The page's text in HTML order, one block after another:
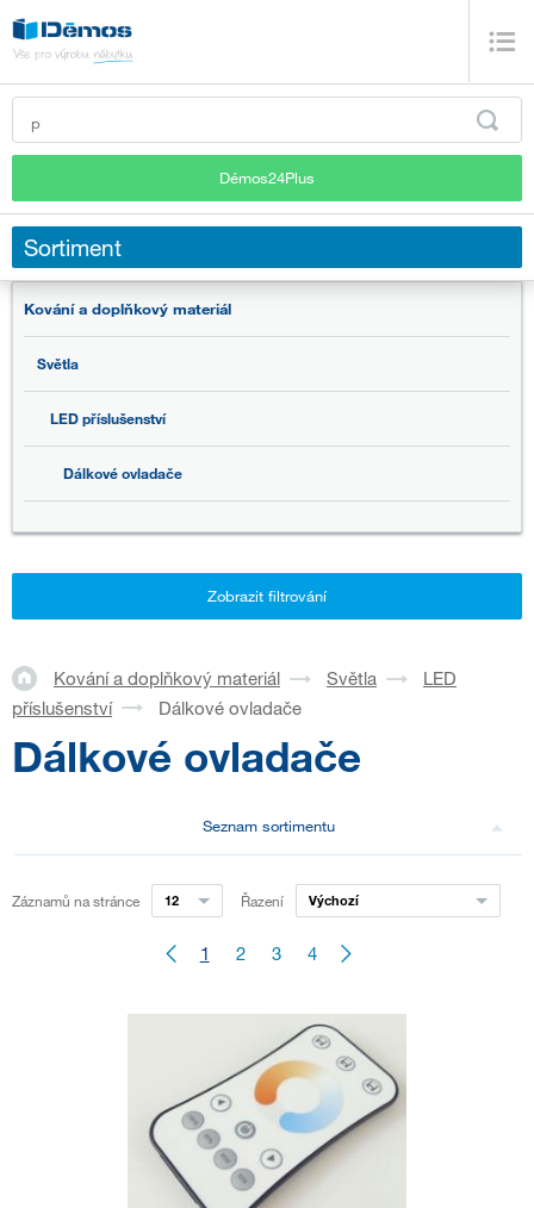
Démos24Plus
Sortiment
Kování a doplňkový materiál
Světla
LED příslušenství
Dálkové ovladače
Zobrazit filtrování
Kování a doplňkový materiál Světla
LED
příslušenství
Dálkové ovladače
Dálkové ovladače
Seznam sortimentu
Záznamů na stránce 12 Řazení Výchozí
1 2 3 4